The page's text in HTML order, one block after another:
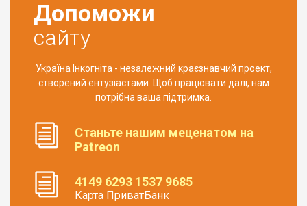
Допоможи
сайту
Україна Інкогніта - незалежний краєзнавчий проект,
створений ентузіастами. Щоб працювати далі, нам
потрібна ваша підтримка.
Станьте нашим меценатом на
Patreon
4149 6293 1537 9685
Карта ПриватБанк